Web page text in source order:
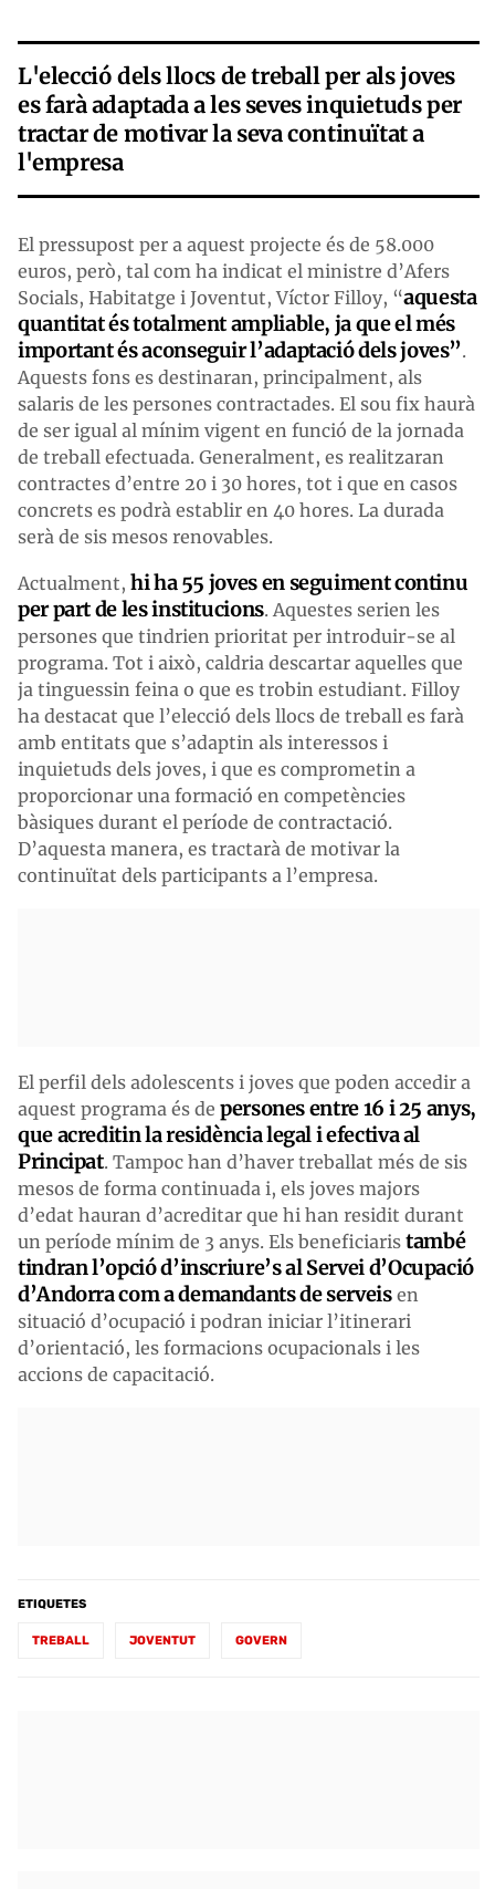
L'elecció dels llocs de treball per als joves
es farà adaptada a les seves inquietuds per
tractar de motivar la seva continuïtat a
l'empresa
El pressupost per a aquest projecte és de 58.000
euros, però, tal com ha indicat el ministre d’Afers
Socials, Habitatge i Joventut, Víctor Filloy, “aquesta
quantitat és totalment ampliable, ja que el més
important és aconseguir l’adaptació dels joves”.
Aquests fons es destinaran, principalment, als
salaris de les persones contractades. El sou fix haurà
de ser igual al mínim vigent en funció de la jornada
de treball efectuada. Generalment, es realitzaran
contractes d’entre 20 i 30 hores, tot i que en casos
concrets es podrà establir en 40 hores. La durada
serà de sis mesos renovables.
Actualment, hi ha 55 joves en seguiment continu
per part de les institucions. Aquestes serien les
persones que tindrien prioritat per introduir-se al
programa. Tot i això, caldria descartar aquelles que
ja tinguessin feina o que es trobin estudiant. Filloy
ha destacat que l’elecció dels llocs de treball es farà
amb entitats que s’adaptin als interessos i
inquietuds dels joves, i que es comprometin a
proporcionar una formació en competències
bàsiques durant el període de contractació.
D’aquesta manera, es tractarà de motivar la
continuïtat dels participants a l’empresa.
El perfil dels adolescents i joves que poden accedir a
aquest programa és de persones entre 16 i 25 anys,
que acreditin la residència legal i efectiva al
Principat. Tampoc han d’haver treballat més de sis
mesos de forma continuada i, els joves majors
d’edat hauran d’acreditar que hi han residit durant
un període mínim de 3 anys. Els beneficiaris també
tindran l’opció d’inscriure’s al Servei d’Ocupació
d’Andorra com a demandants de serveisen
situació d’ocupació i podran iniciar l’itinerari
d’orientació, les formacions ocupacionals i les
accions de capacitació.
ETIQUETES
TREBALL JOVENTUT GOVERN